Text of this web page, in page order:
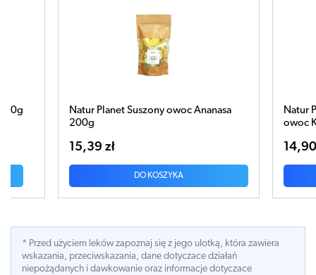
Natur Planet Suszony owoc Ananasa
DO KOSZYKA
Natur Planet
owoc
* Przed użyciem leków zapoznaj się z jego ulotką, która zawiera
wskazania, przeciwskazania, dane dotyczace działań
niepożądanych i dawkowanie oraz informacje dotyczace